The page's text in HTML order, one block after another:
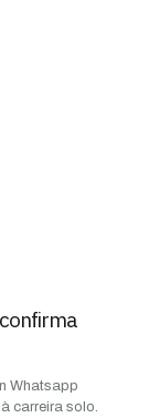
Whatsapp
carreira solo.